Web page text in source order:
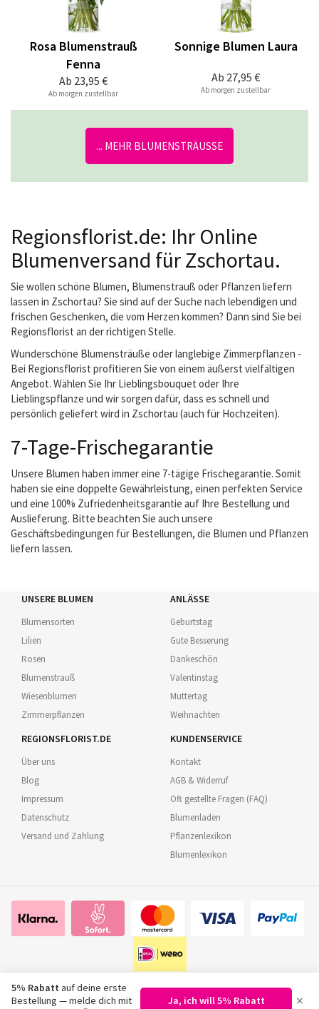
Ab 23,95 €
Rosa Blumenstrauß
Fenna
Ab morgen zustellbar
Ab 27,95 €
Sonnige Blumen Laura
Ab morgen zustellbar
... MEHR BLUMENSTRÄUSSE
Regionsflorist.de: Ihr Online
Blumenversand für Zschortau.
Sie wollen schöne Blumen, Blumenstrauß oder Pflanzen liefern
lassen in Zschortau? Sie sind auf der Suche nach lebendigen und
frischen Geschenken, die vom Herzen kommen? Dann sind Sie bei
Regionsflorist an der richtigen Stelle.
Wunderschöne Blumensträuße oder langlebige Zimmerpflanzen -
Bei Regionsflorist profitieren Sie von einem äußerst vielfältigen
Angebot. Wählen Sie Ihr Lieblingsbouquet oder Ihre
Lieblingspflanze und wir sorgen dafür, dass es schnell und
persönlich geliefert wird in Zschortau (auch für Hochzeiten).
7-Tage-Frischegarantie
Unsere Blumen haben immer eine 7-tägige Frischegarantie. Somit
haben sie eine doppelte Gewährleistung, einen perfekten Service
und eine 100% Zufriedenheitsgarantie auf Ihre Bestellung und
Auslieferung. Bitte beachten Sie auch unsere
Geschäftsbedingungen für Bestellungen, die Blumen und Pflanzen
liefern lassen.
UNSERE BLUMEN
Blumensorten
Lilien
Rosen
Blumenstrauß
Wiesenblumen
Zimmerpflanzen
ANLÄSSE
Geburtstag
Gute Besserung
Dankeschön
Valentinstag
Muttertag
Weihnachten
REGIONSFLORIST.DE
Über uns
Blog
Impressum
Datenschutz
Versand und Zahlung
KUNDENSERVICE
Kontakt
AGB & Widerruf
Oft gestellte Fragen (FAQ)
Blumenladen
Pflanzenlexikon
Blumenlexikon
5% Rabatt auf deine erste
Bestellung — melde dich mit
Ja, ich will 5% Rabatt ×